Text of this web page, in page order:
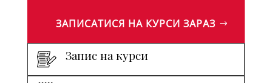
ЗАПИСАТИСЯ НА КУРСИ ЗАРАЗ
Запис на курси